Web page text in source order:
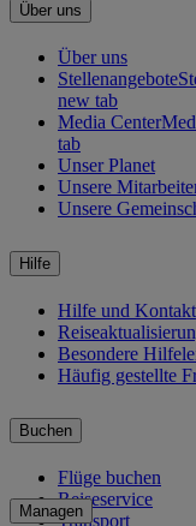
Über uns
Über uns
Stellenangebote
new tab
Media Center
tab
Unser Planet
Unsere
Unsere
Hilfe
Hilfe und Kontakt
Besondere
Häufig gestellte
Buchen
Flüge buchen
Reiseservice
Transport
Managen